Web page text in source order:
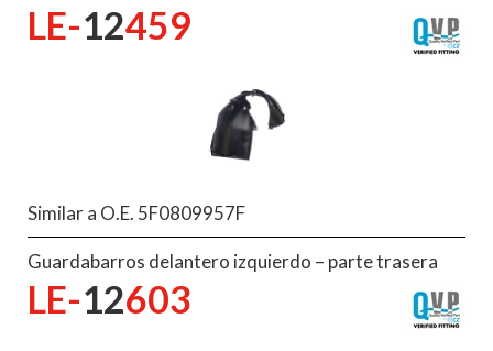
LE-12459
Similar a O.E. 5F0809957F
Guardabarros delantero izquierdo – parte trasera
LE-12603